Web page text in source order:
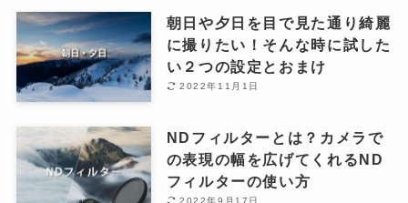
朝日や夕日を目で見た通り綺麗
に撮りたい！そんな時に試した
い２つの設定とおまけ
2022年11月1日
NDフィルターとは？カメラで
の表現の幅を広げてくれるND
フィルターの使い方
2022年9月17日